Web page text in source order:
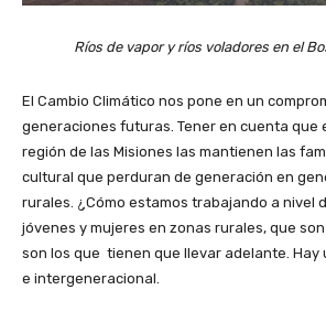
Ríos de vapor y ríos voladores en el
El Cambio Climático nos pone en un
generaciones futuras. Tener en cuenta que
región de las Misiones las mantienen las
cultural que perduran de generación en
rurales. ¿Cómo estamos trabajando a nivel
jóvenes y mujeres en zonas rurales, que
son los que tienen que llevar adelante. Hay
e intergeneracional.